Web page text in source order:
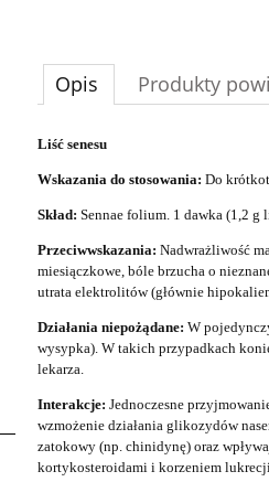
Opis Produkty
Liść senesu
Wskazania do stosowania: Do
Skład: Sennae folium. 1 dawka (1,2 g
Przeciwwskazania: Nadwrażliwość
miesiączkowe, bóle brzucha o
utrata elektrolitów (głównie
Działania niepożądane: W
wysypka). W takich przypadkach
lekarza.
Interakcje: Jednoczesne
wzmożenie działania glikozydów
zatokowy (np. chinidynę) oraz
kortykosteroidami i korzeniem